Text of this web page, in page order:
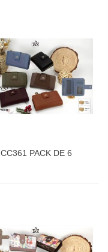
CC361 PACK DE 6